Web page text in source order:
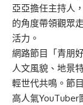
亞亞擔任主持人
的角度帶領觀眾
活力。
網路節目「青朋
人文風貌、地景
輕世代共鳴。節
高人氣YouTuber